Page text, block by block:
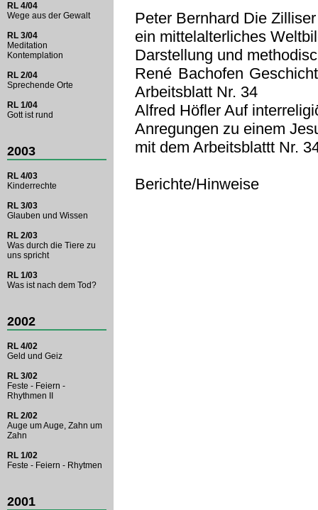
RL 4/04
Wege aus der Gewalt
RL 3/04
Meditation
Kontemplation
RL 2/04
Sprechende Orte
RL 1/04
Gott ist rund
2003
RL 4/03
Kinderrechte
RL 3/03
Glauben und Wissen
RL 2/03
Was durch die Tiere zu
uns spricht
RL 1/03
Was ist nach dem Tod?
2002
RL 4/02
Geld und Geiz
RL 3/02
Feste - Feiern -
Rhythmen II
RL 2/02
Auge um Auge, Zahn um
Zahn
RL 1/02
Feste - Feiern - Rhytmen
2001
Peter Bernhard Die
ein mittelalterliches
Darstellung und
René Bachofen
Arbeitsblatt Nr. 34
Alfred Höfler Auf
Anregungen zu einem
mit dem Arbeitsblattt Nr.
Berichte/Hinweise